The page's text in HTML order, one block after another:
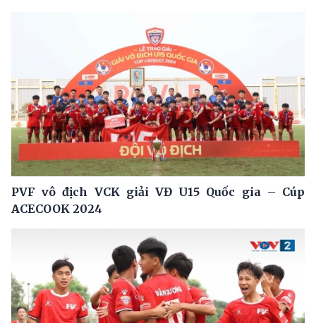
PVF vô địch VCK giải VĐ U15 Quốc gia – Cúp
ACECOOK 2024